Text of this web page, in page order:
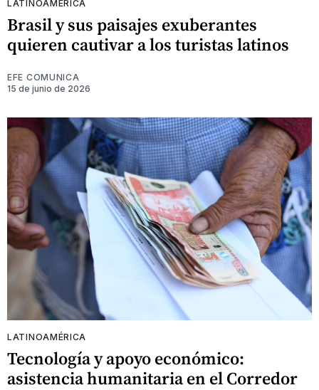
LATINOAMÉRICA
Brasil y sus paisajes exuberantes
quieren cautivar a los turistas latinos
EFE COMUNICA
15 de junio de 2026
LATINOAMÉRICA
Tecnología y apoyo económico:
asistencia humanitaria en el Corredor